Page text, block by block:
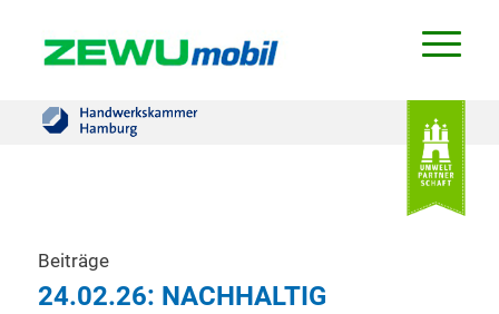
Beiträge
24.02.26: NACHHALTIG